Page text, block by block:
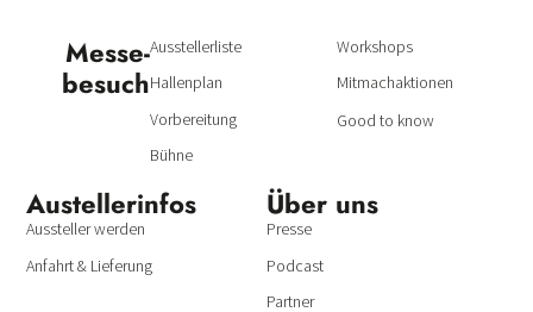
Messe­
besuch
Ausstellerliste
Hallenplan
Vorbereitung
Bühne
Workshops
Mitmachaktionen
Good to know
Austeller­infos
Aussteller werden
Anfahrt & Lieferung
Über uns
Presse
Podcast
Partner